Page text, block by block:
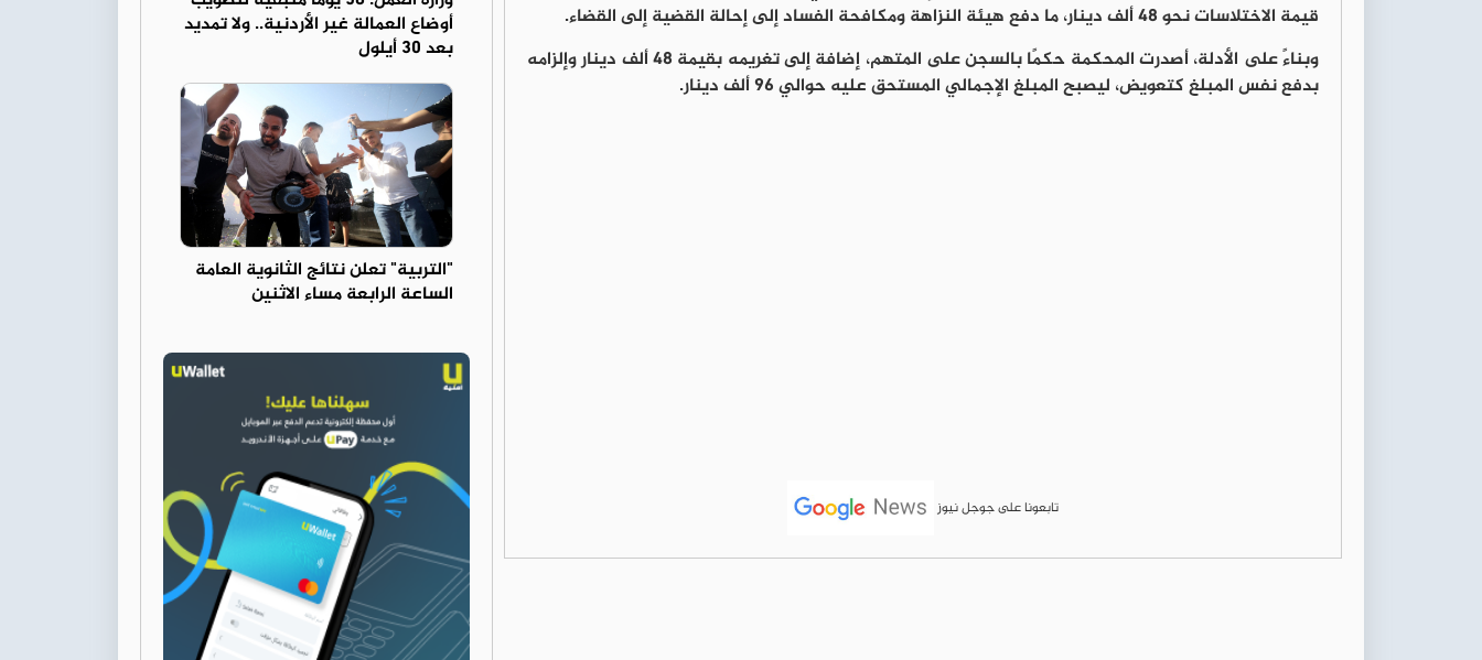
قيمة الاختلاسات نحو 48 ألف دينار، ما دفع هيئة النزاهة ومكافحة الفساد إلى إحالة القضية إلى القضاء.
وبناءً على الأدلة، أصدرت المحكمة حكمًا بالسجن على المتهم، إضافة إلى تغريمه بقيمة 48 ألف دينار وإلزامه
بدفع نفس المبلغ كتعويض، ليصبح المبلغ الإجمالي المستحق عليه حوالي 96 ألف دينار.
تابعونا على جوجل نيوز
أوضاع العمالة غير الأردنية.. ولا تمديد
بعد 30 أيلول
"التربية" تعلن نتائج الثانوية العامة
الساعة الرابعة مساء الاثنين